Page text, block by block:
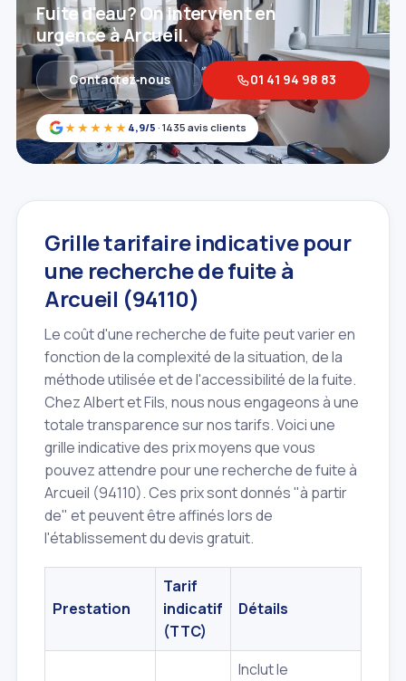
★★★★★ 4,9/5 · 1435 avis clients
Fuite d'eau? On intervient en
urgence à Arcueil.
Contactez‑nous 01 41 94 98 83
Grille tarifaire indicative pour
une recherche de fuite à
Arcueil (94110)
Le coût d'une recherche de fuite peut varier en
fonction de la complexité de la situation, de la
méthode utilisée et de l'accessibilité de la fuite.
Chez Albert et Fils, nous nous engageons à une
totale transparence sur nos tarifs. Voici une
grille indicative des prix moyens que vous
pouvez attendre pour une recherche de fuite à
Arcueil (94110). Ces prix sont donnés "à partir
de" et peuvent être affinés lors de
l'établissement du devis gratuit.
Prestation
Tarif
indicatif
(TTC)
Détails
Inclut le